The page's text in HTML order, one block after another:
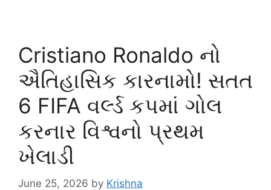
Cristiano Ronaldo નો
ઐતિહાસિક કારનામો! સતત
6 FIFA વર્લ્ડ કપમાં ગોલ
કરનાર વિશ્વનો પ્રથમ
ખેલાડી
June 25, 2026 by Krishna